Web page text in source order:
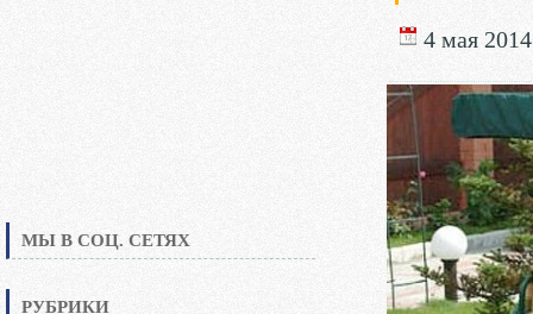
МЫ В СОЦ. СЕТЯХ
РУБРИКИ
4 мая 2014